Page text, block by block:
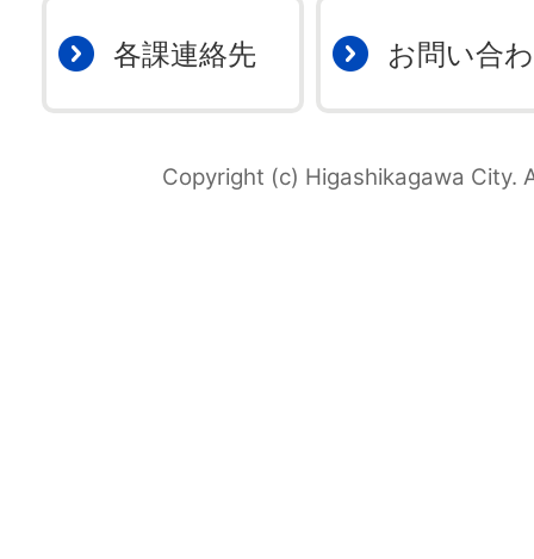
各課連絡先 お問い合
Copyright (c) Higashikagawa City.